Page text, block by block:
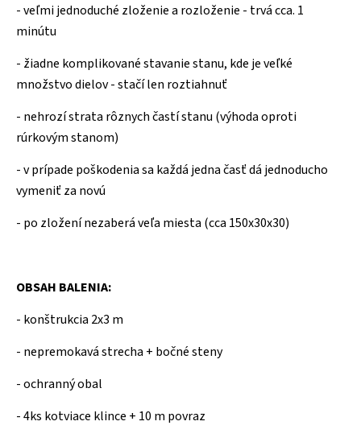
- veľmi jednoduché zloženie a rozloženie - trvá cca. 1
minútu
- žiadne komplikované stavanie stanu, kde je veľké
množstvo dielov - stačí len roztiahnuť
- nehrozí strata rôznych častí stanu (výhoda oproti
rúrkovým stanom)
- v prípade poškodenia sa každá jedna časť dá jednoducho
vymeniť za novú
- po zložení nezaberá veľa miesta (cca 150x30x30)
OBSAH BALENIA:
- konštrukcia 2x3 m
- nepremokavá strecha + bočné steny
- ochranný obal
- 4ks kotviace klince + 10 m povraz